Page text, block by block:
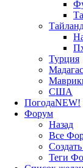
Турция
США
ПогодаNEW!
Форум
Назад
Все
Теги